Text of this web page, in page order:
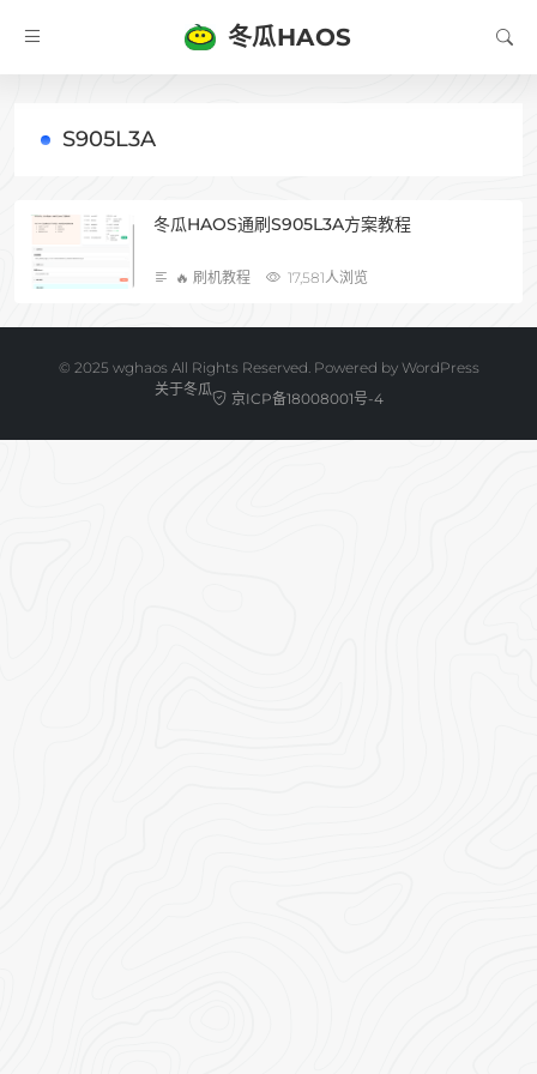
冬瓜HAOS
S905L3A
冬瓜HAOS通刷S905L3A方案教程
🔥 刷机教程 17,581人浏览
©️ 2025 wghaos All Rights Reserved. Powered by WordPress
关于冬瓜
京ICP备18008001号-4